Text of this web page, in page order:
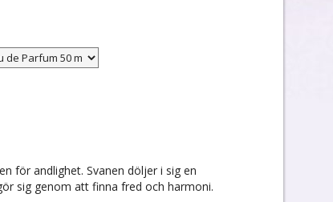
för andlighet. Svanen döljer i sig en
sig genom att finna fred och harmoni.